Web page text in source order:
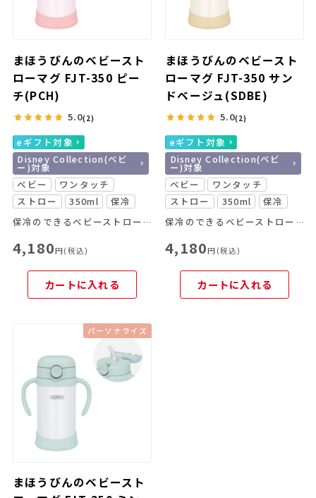
まほうびんのベビースト
ローマグ FJT-350 ピー
チ(PCH)
5.0(2)
eギフト対象
Disney Collection(ベビ
ー)対象
ベビー
ワンタッチ
ストロー
350ml
保冷
保冷のできるベビーストローマグがリニューアル！
4,180円(税込)
カートに入れる
まほうびんのベビースト
ローマグ FJT-350 サン
ドベージュ(SDBE)
5.0(2)
eギフト対象
Disney Collection(ベビ
ー)対象
ベビー
ワンタッチ
ストロー
350ml
保冷
保冷のできるベビーストローマグがリニューアル！
4,180円(税込)
カートに入れる
パーソナライズ
まほうびんのベビースト